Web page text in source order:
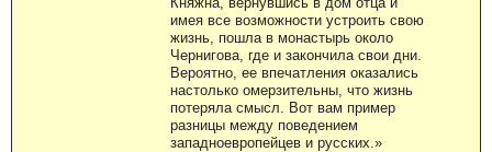
имея все возможности устроить свою
жизнь, пошла в монастырь около
Чернигова, где и закончила свои дни.
Вероятно, ее впечатления оказались
настолько омерзительны, что жизнь
потеряла смысл. Вот вам пример
разницы между поведением
западноевропейцев и русских.»